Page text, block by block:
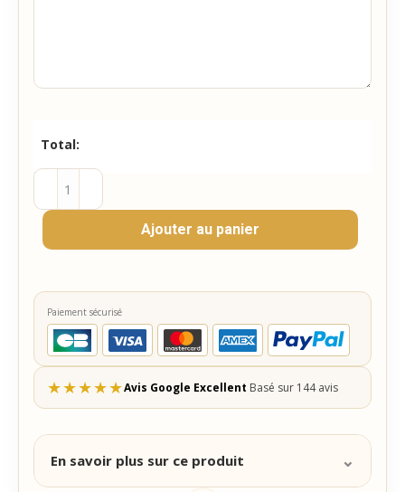
Total:
quantité
de
Pochon
Baptême
Mariage
sachet
coton
personnalisé
Merci
eucalyptus
Ajouter au panier
Paiement sécurisé
★★★★★Avis Google Excellent Basé sur 144 avis
En savoir plus sur ce produit ⌄